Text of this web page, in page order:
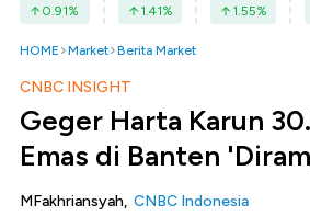
0.91% 1.41% 1.55%
HOME Market Berita Market
CNBC INSIGHT
Geger Harta Karun
Emas di Banten
MFakhriansyah, CNBC Indonesia